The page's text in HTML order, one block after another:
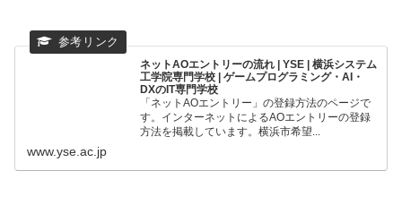
ネットAOエントリーの流れ | YSE | 横浜システム
工学院専門学校 | ゲームプログラミング・AI・
DXのIT専門学校
「ネットAOエントリー」の登録方法のページで
す。インターネットによるAOエントリーの登録
方法を掲載しています。横浜市希望...
www.yse.ac.jp